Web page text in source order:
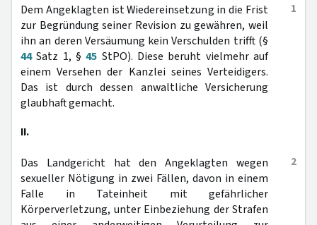
1
Dem Angeklagten ist Wiedereinsetzung in die Frist
zur Begründung seiner Revision zu gewähren, weil
ihn an deren Versäumung kein Verschulden trifft (§
44Satz 1, §45 StPO). Diese beruht vielmehr auf
einem Versehen der Kanzlei seines Verteidigers.
Das ist durch dessen anwaltliche Versicherung
glaubhaft gemacht.
II.
2
Das Landgericht hat den Angeklagten wegen
sexueller Nötigung in zwei Fällen, davon in einem
Falle in Tateinheit mit gefährlicher
Körperverletzung, unter Einbeziehung der Strafen